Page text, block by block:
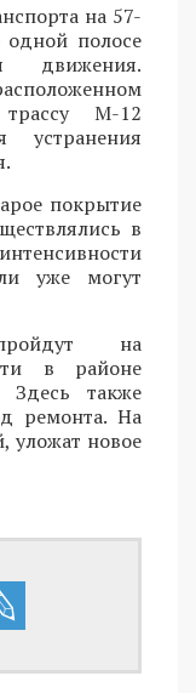
на 57-
полосе
движения.
М-12
устранения
покрытие
в
уже могут
на
в районе
также
ремонта. На
уложат новое